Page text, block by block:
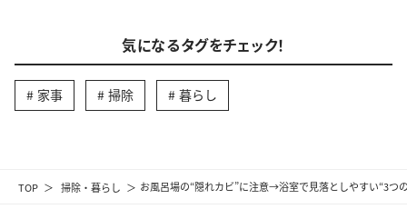
TOP 掃除・暮らし お風呂場の“隠れカビ”に注意→浴室で見落としやすい“3つ
気になるタグをチェック！
家事 掃除 暮らし